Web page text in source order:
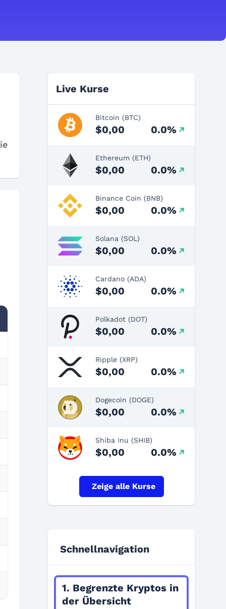
Live Kurse
Bitcoin (BTC)
$0,00 0.0%
Ethereum (ETH)
$0,00 0.0%
Binance Coin (BNB)
$0,00 0.0%
Solana (SOL)
$0,00 0.0%
Cardano (ADA)
$0,00 0.0%
Polkadot (DOT)
$0,00 0.0%
Ripple (XRP)
$0,00 0.0%
Dogecoin (DOGE)
$0,00 0.0%
Shiba Inu (SHIB)
$0,00 0.0%
Zeige alle Kurse
Schnellnavigation
1. Begrenzte Kryptos in
der Übersicht